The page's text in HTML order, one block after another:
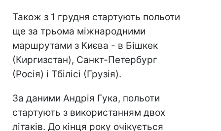
Також з 1 грудня стартують польоти
ще за трьома міжнародними
маршрутами з Києва - в Бішкек
(Киргизстан), Санкт-Петербург
(Росія) і Тбілісі (Грузія).
За даними Андрія Гука, польоти
стартують з використанням двох
літаків. До кінця року очікується